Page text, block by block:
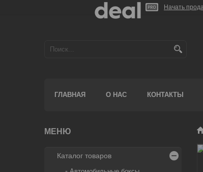
Начать
ГЛАВНАЯ О НАС КОНТАКТЫ
Каталог товаров